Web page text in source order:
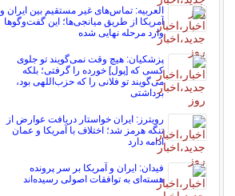
العربیه: تماس‌های غیر مستقیم بین ایران و
آمریکا از طریق میانجی‌ها؛ این گفت‌و‌گو‌ها
وارد مرحله نهایی شده
پزشکیان: هیچ وقت نمی‌گویند تو جلوی
کسی که [پول] خورده را گرفتی؛ بلکه
می‌گویند تو فلانی را که حزب‌اللهی بود،
برداشتی
رویترز: ایران خواستار دریافت عوارض از
تنگه هرمز شد؛ اختلاف با آمریکا و عمان
ادامه دارد
فیدان: ایران و آمریکا بر سر پرونده
هسته‌ای به توافقات اصولی رسیده‌اند